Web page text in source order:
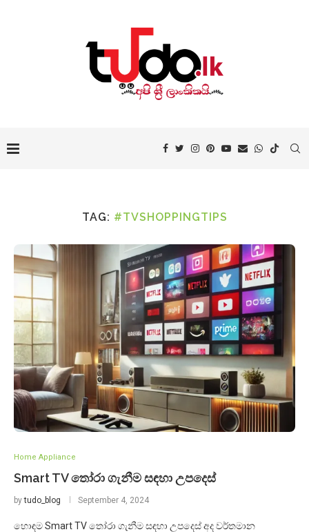
TAG: #TVSHOPPINGTIPS
Home Appliance
Smart TV තෝරා ගැනීම සඳහා උපදෙස්
bytudo_blog September 4, 2024
හොඳම Smart TV තෝරා ගැනීම සඳහා උපදෙස් අද වර්තමාන